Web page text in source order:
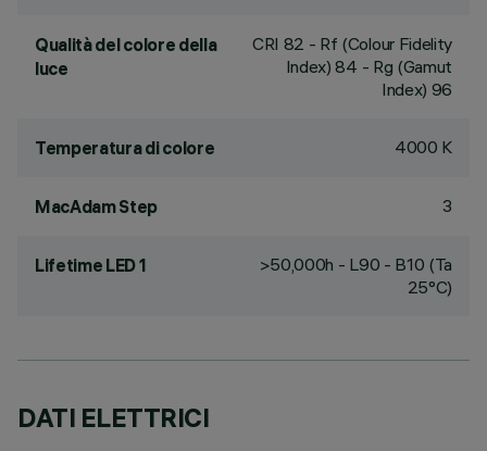
Qualità del colore della
luce
CRI 82 - Rf (Colour Fidelity
Index) 84 - Rg (Gamut
Index) 96
Temperatura di colore 4000 K
MacAdam Step 3
Lifetime LED 1
>50,000h - L90 - B10 (Ta
25°C)
DATI ELETTRICI